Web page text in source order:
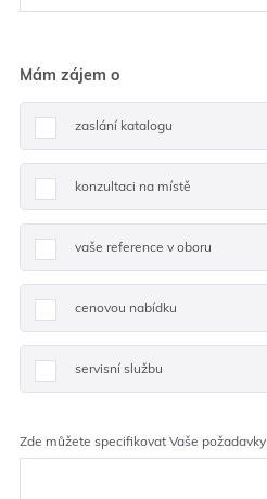
Mám zájem o
zaslání katalogu
konzultaci na místě
vaše reference v oboru
cenovou nabídku
servisní službu
Zde můžete specifikovat Vaše požadavky